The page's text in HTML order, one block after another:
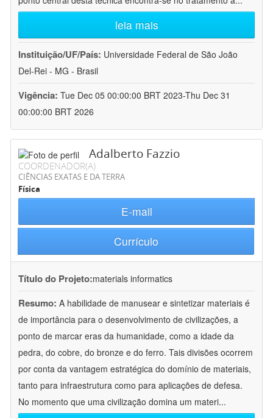
leia mais
Instituição/UF/País: Universidade Federal de São João
Del-Rei - MG - Brasil
Vigência: Tue Dec 05 00:00:00 BRT 2023-Thu Dec 31
00:00:00 BRT 2026
Adalberto Fazzio
COORDENADOR(A)
CIÊNCIAS EXATAS E DA TERRA
Física
E-mail
Currículo
Título do Projeto:materials informatics
Resumo: A habilidade de manusear e sintetizar materiais é
de importância para o desenvolvimento de civilizações, a
ponto de marcar eras da humanidade, como a idade da
pedra, do cobre, do bronze e do ferro. Tais divisões ocorrem
por conta da vantagem estratégica do domínio de materiais,
tanto para infraestrutura como para aplicações de defesa.
No momento que uma civilização domina um materi...